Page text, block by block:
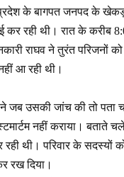
के बागपत जनपद के खेकड़ा
कर रही थी। रात के करीब
राघव ने तुरंत परिजनों
आ रही थी।
जब उसकी जांच की तो पता
नहीं कराया। बताते
रही थी। परिवार के
रख दिया।